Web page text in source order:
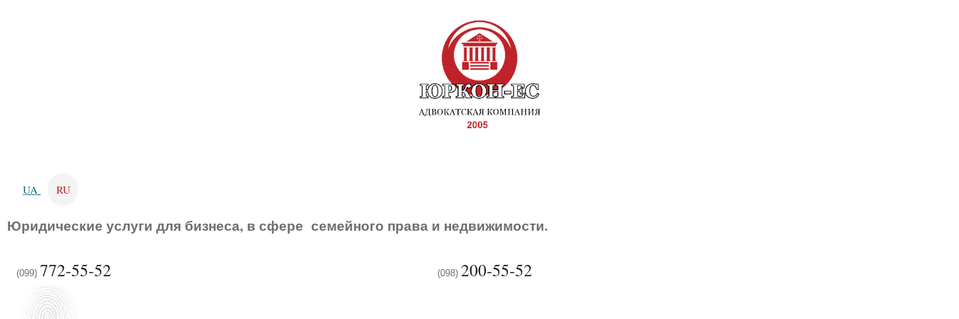
UA RU
Юридические услуги для бизнеса, в сфере семейного права и недвижимости.
(099) 772-55-52 (098) 200-55-52